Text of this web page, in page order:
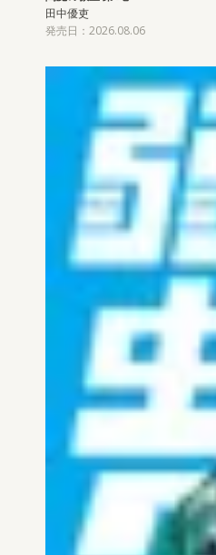
田中優吏
発売日：2026.08.06